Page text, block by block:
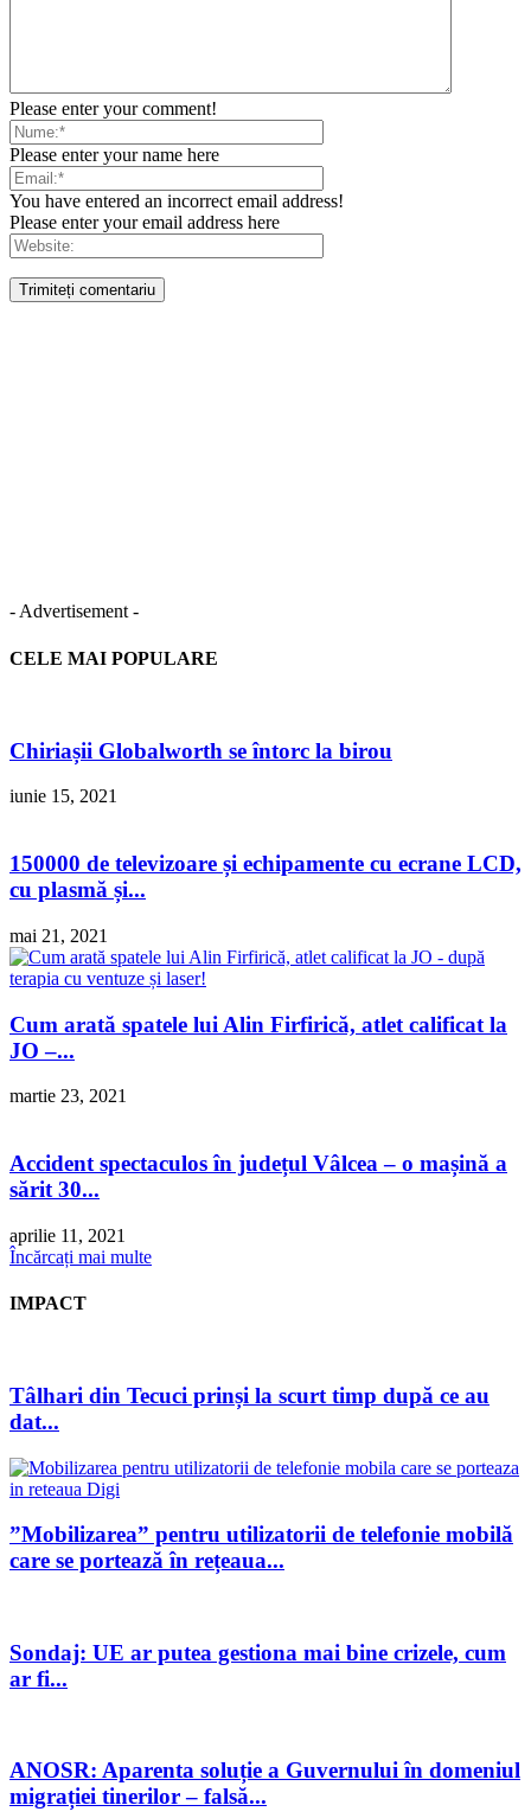
Please enter your comment!
Please enter your name here
You have entered an incorrect email address!
Please enter your email address here
- Advertisement -
CELE MAI POPULARE
Chiriașii Globalworth se întorc la birou
iunie 15, 2021
150000 de televizoare și echipamente cu ecrane LCD,
cu plasmă și...
mai 21, 2021
Cum arată spatele lui Alin Firfirică, atlet calificat la
JO –...
martie 23, 2021
Accident spectaculos în județul Vâlcea – o mașină a
sărit 30...
aprilie 11, 2021
Încărcați mai multe
IMPACT
Tâlhari din Tecuci prinși la scurt timp după ce au
dat...
”Mobilizarea” pentru utilizatorii de telefonie mobilă
care se portează în rețeaua...
Sondaj: UE ar putea gestiona mai bine crizele, cum
ar fi...
ANOSR: Aparenta soluție a Guvernului în domeniul
migrației tinerilor – falsă...